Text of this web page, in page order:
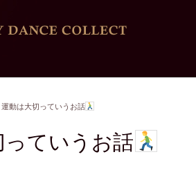
運動は大切っていうお話
っていうお話